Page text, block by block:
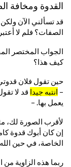
القدوة ومخافة
قد تسألني الآن
الصفات؟ فلم لا
الجواب المختصر
كيف هذا؟
حين تقول فلان
– انتبه جيدا قد لا
يعمل بها. –
لأقرب الصورة لك،
إن كان أبوك قدوة
الخاصة، في حين
ربما هذه الزاوية